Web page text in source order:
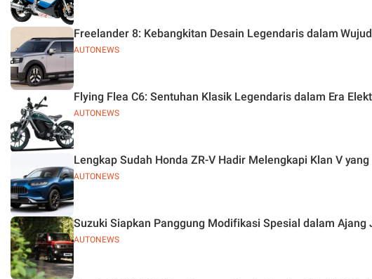
AUTONEWS
Freelander 8: Kebangkitan Desain Legendaris dalam
AUTONEWS
Flying Flea C6: Sentuhan Klasik Legendaris dalam Era
AUTONEWS
Lengkap Sudah Honda ZR-V Hadir Melengkapi Klan V
AUTONEWS
Suzuki Siapkan Panggung Modifikasi Spesial dalam Ajang